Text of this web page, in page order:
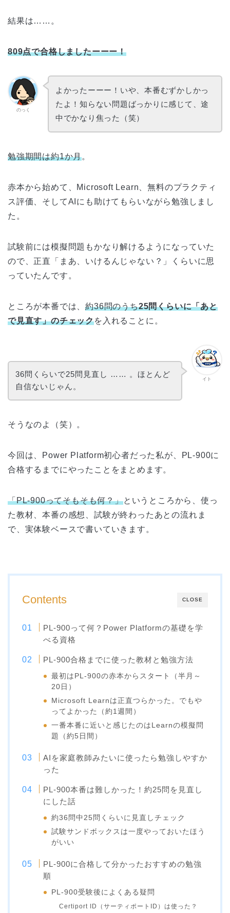
結果は……。
809点で合格しましたーーー！
のっく
よかったーーー！いや、本番むずかしかっ
たよ！知らない問題ばっかりに感じて、途
中でかなり焦った（笑）
勉強期間は約1か月。
赤本から始めて、Microsoft Learn、無料のプラクティ
ス評価、そしてAIにも助けてもらいながら勉強しまし
た。
試験前には模擬問題もかなり解けるようになっていた
ので、正直「まあ、いけるんじゃない？」くらいに思
っていたんです。
ところが本番では、約36問のうち25問くらいに「あと
で見直す」のチェックを入れることに。
イト
36問くらいで25問見直し …… 。ほとんど
自信ないじゃん。
そうなのよ（笑）。
今回は、Power Platform初心者だった私が、PL-900に
合格するまでにやったことをまとめます。
「PL-900ってそもそも何？」というところから、使っ
た教材、本番の感想、試験が終わったあとの流れま
で、実体験ベースで書いていきます。
CLOSE
Contents
PL-900って何？Power Platformの基礎を学
べる資格
PL-900合格までに使った教材と勉強方法
最初はPL-900の赤本からスタート（半月～
20日）
Microsoft Learnは正直つらかった。でもや
ってよかった（約1週間）
一番本番に近いと感じたのはLearnの模擬問
題（約5日間）
AIを家庭教師みたいに使ったら勉強しやすか
った
PL-900本番は難しかった！約25問を見直し
にした話
約36問中25問くらいに見直しチェック
試験サンドボックスは一度やっておいたほう
がいい
PL-900に合格して分かったおすすめの勉強
順
PL-900受験後によくある疑問
Certiport ID（サーティポートID）は使った？